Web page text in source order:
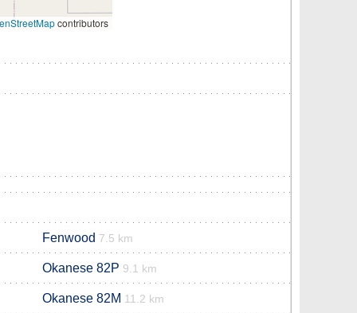
contributors
Fenwood 7.5 km
Okanese 82P 9.1 km
Okanese 82M 11.2 km